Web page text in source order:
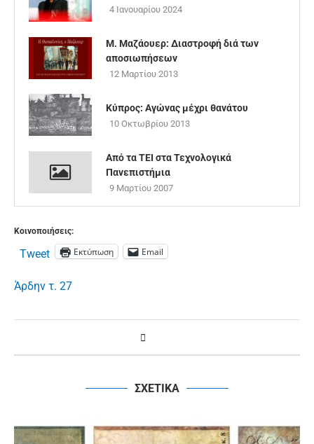
4 Ιανουαρίου 2024
Μ. Μαζάουερ: Διαστροφή διά των
αποσιωπήσεων
12 Μαρτίου 2013
Κύπρος: Αγώνας μέχρι θανάτου
10 Οκτωβρίου 2013
Από τα ΤΕΙ στα Τεχνολογικά
Πανεπιστήμια
9 Μαρτίου 2007
Κοινοποιήσεις:
Tweet Εκτύπωση Email
Άρδην τ. 27
ΣΧΕΤΙΚΑ